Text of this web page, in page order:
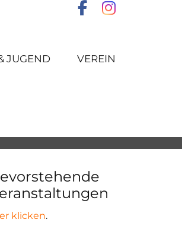
JUGEND VEREIN
klicken.